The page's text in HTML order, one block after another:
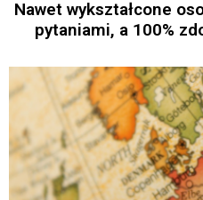
Nawet wykształcone
pytaniami, a 100%